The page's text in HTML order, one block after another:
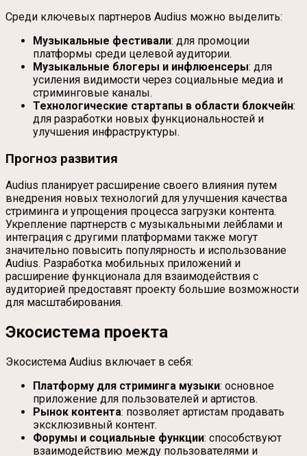
Среди ключевых партнеров Audius можно выделить:
Музыкальные фестивали: для промоции
платформы среди целевой аудитории.
Музыкальные блогеры и инфлюенсеры: для
усиления видимости через социальные медиа и
стриминговые каналы.
Технологические стартапы в области блокчейн:
для разработки новых функциональностей и
улучшения инфраструктуры.
Прогноз развития
Audius планирует расширение своего влияния путем
внедрения новых технологий для улучшения качества
стриминга и упрощения процесса загрузки контента.
Укрепление партнерств с музыкальными лейблами и
интеграция с другими платформами также могут
значительно повысить популярность и использование
Audius. Разработка мобильных приложений и
расширение функционала для взаимодействия с
аудиторией предоставят проекту большие возможности
для масштабирования.
Экосистема проекта
Экосистема Audius включает в себя:
Платформу для стриминга музыки: основное
приложение для пользователей и артистов.
Рынок контента: позволяет артистам продавать
эксклюзивный контент.
Форумы и социальные функции: способствуют
взаимодействию между пользователями и